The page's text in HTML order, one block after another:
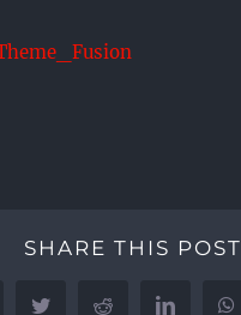
SHARE THIS POST
Twitter Reddit LinkedIn